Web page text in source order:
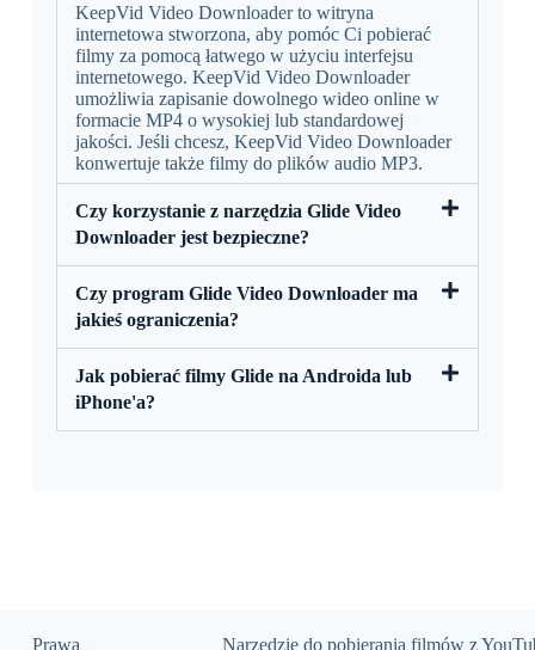
KeepVid Video Downloader to witryna
internetowa stworzona, aby pomóc Ci pobierać
filmy za pomocą łatwego w użyciu interfejsu
internetowego. KeepVid Video Downloader
umożliwia zapisanie dowolnego wideo online w
formacie MP4 o wysokiej lub standardowej
jakości. Jeśli chcesz, KeepVid Video Downloader
konwertuje także filmy do plików audio MP3.
Czy korzystanie z narzędzia Glide Video
Downloader jest bezpieczne?
Czy program Glide Video Downloader ma
jakieś ograniczenia?
Jak pobierać filmy Glide na Androida lub
iPhone'a?
Prawa Narzędzie do pobierania filmów z